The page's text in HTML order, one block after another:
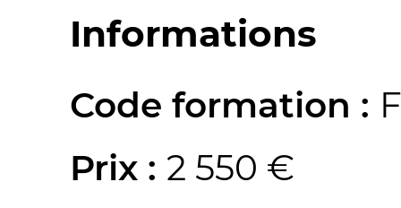
Informations
Code formation :
Prix : 2 550 €